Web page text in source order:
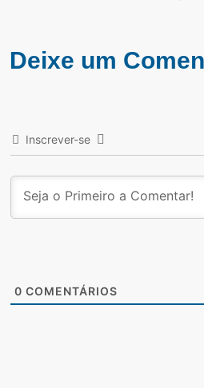
Deixe um
Inscrever-se
0 COMENTÁRIOS